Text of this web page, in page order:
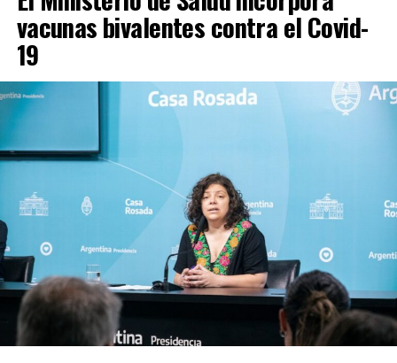
vacunas bivalentes contra el Covid-
19